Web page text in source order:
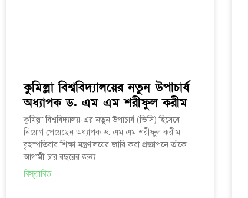
কুমিল্লা বিশ্ববিদ্যালয়ের নতুন উপাচার্য
অধ্যাপক ড. এম এম শরীফুল করীম
কুমিল্লা বিশ্ববিদ্যালয়-এর নতুন উপাচার্য (ভিসি) হিসেবে
নিয়োগ পেয়েছেন অধ্যাপক ড. এম এম শরীফুল করীম।
বৃহস্পতিবার শিক্ষা মন্ত্রণালয়ের জারি করা প্রজ্ঞাপনে তাঁকে
আগামী চার বছরের জন্য
বিস্তারিত